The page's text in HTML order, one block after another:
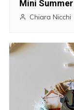
Mini
Chiara Nicchi